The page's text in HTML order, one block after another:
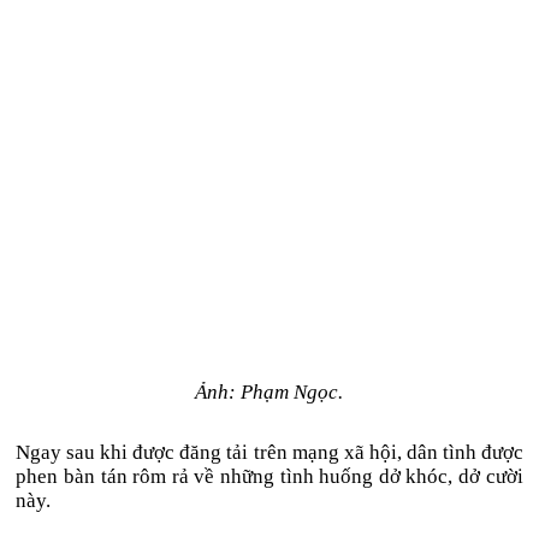
Ảnh: Phạm Ngọc.
Ngay sau khi được đăng tải trên mạng xã hội, dân tình được
phen bàn tán rôm rả về những tình huống dở khóc, dở cười
này.